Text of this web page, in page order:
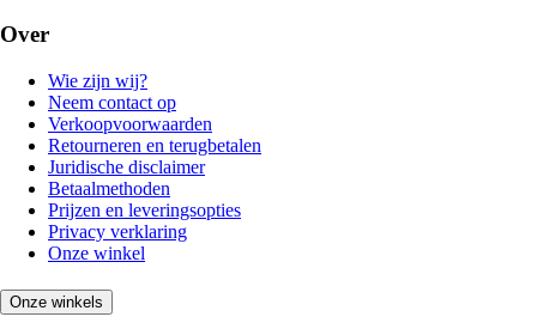
Over
Wie zijn wij?
Neem contact op
Verkoopvoorwaarden
Retourneren en terugbetalen
Juridische disclaimer
Betaalmethoden
Prijzen en leveringsopties
Privacy verklaring
Onze winkel
Onze winkels